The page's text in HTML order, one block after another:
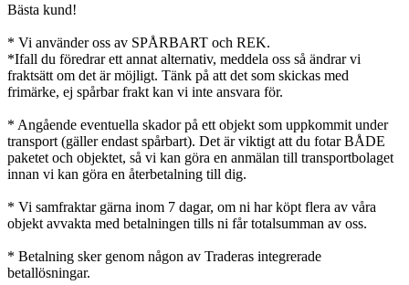
Bästa kund!
* Vi använder oss av SPÅRBART och REK.
*Ifall du föredrar ett annat alternativ, meddela oss så ändrar vi
fraktsätt om det är möjligt. Tänk på att det som skickas med
frimärke, ej spårbar frakt kan vi inte ansvara för.
* Angående eventuella skador på ett objekt som uppkommit under
transport (gäller endast spårbart). Det är viktigt att du fotar BÅDE
paketet och objektet, så vi kan göra en anmälan till transportbolaget
innan vi kan göra en återbetalning till dig.
* Vi samfraktar gärna inom 7 dagar, om ni har köpt flera av våra
objekt avvakta med betalningen tills ni får totalsumman av oss.
* Betalning sker genom någon av Traderas integrerade
betallösningar.